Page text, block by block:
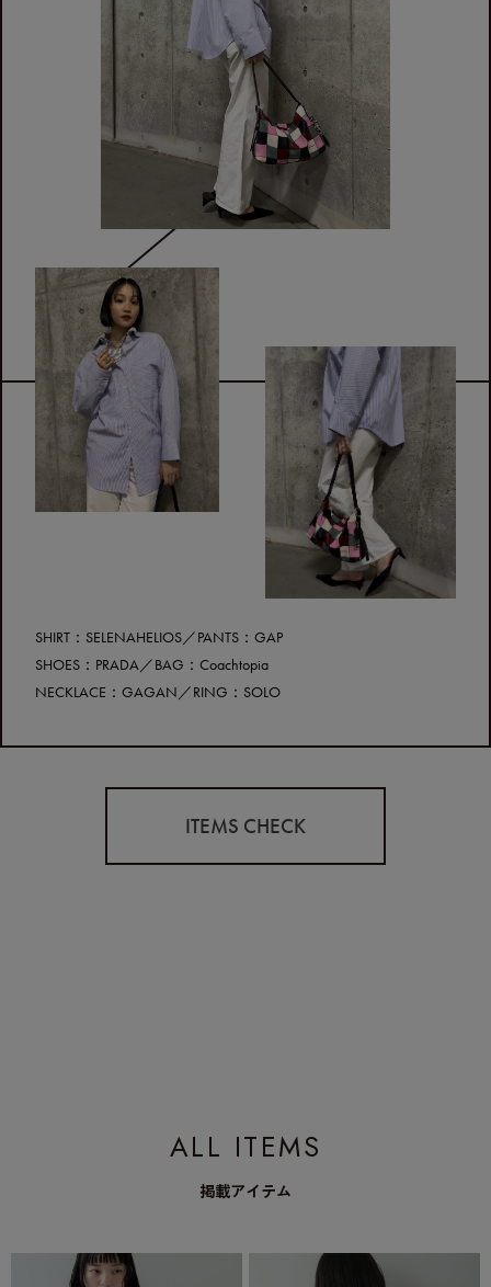
SHIRT：SELENAHELIOS／PANTS：GAP
SHOES：PRADA／BAG：Coachtopia
NECKLACE：GAGAN／RING：SOLO
ITEMS CHECK
ALL ITEMS
掲載アイテム